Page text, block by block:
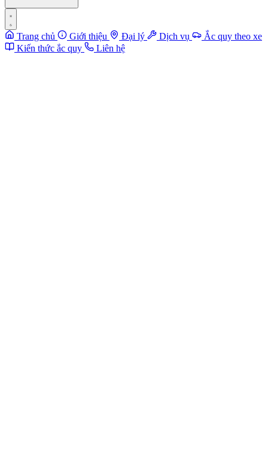
Trang chủ Giới thiệu Đại lý Dịch vụ
Ắc quy theo xe
Kiến thức ắc quy
Liên hệ